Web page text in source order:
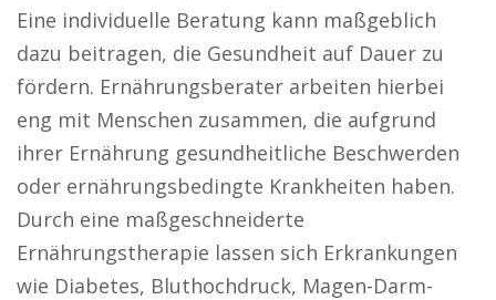
Eine individuelle Beratung kann maßgeblich
dazu beitragen, die Gesundheit auf Dauer zu
fördern. Ernährungsberater arbeiten hierbei
eng mit Menschen zusammen, die aufgrund
ihrer Ernährung gesundheitliche Beschwerden
oder ernährungsbedingte Krankheiten haben.
Durch eine maßgeschneiderte
Ernährungstherapie lassen sich Erkrankungen
wie Diabetes, Bluthochdruck, Magen-Darm-